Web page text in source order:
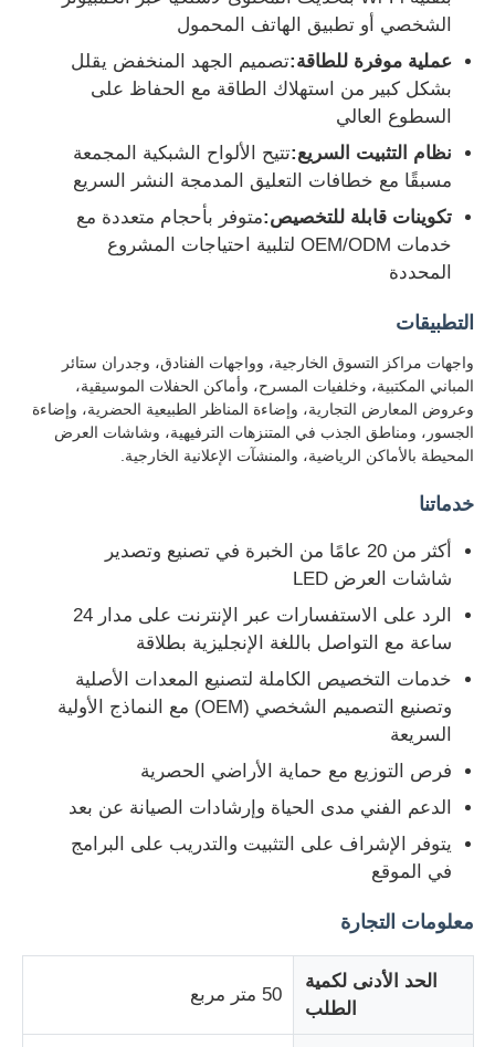
الشخصي أو تطبيق الهاتف المحمول
عملية موفرة للطاقة:تصميم الجهد المنخفض يقلل
بشكل كبير من استهلاك الطاقة مع الحفاظ على
السطوع العالي
نظام التثبيت السريع:تتيح الألواح الشبكية المجمعة
مسبقًا مع خطافات التعليق المدمجة النشر السريع
تكوينات قابلة للتخصيص:متوفر بأحجام متعددة مع
خدمات OEM/ODM لتلبية احتياجات المشروع
المحددة
التطبيقات
واجهات مراكز التسوق الخارجية، وواجهات الفنادق، وجدران ستائر
المباني المكتبية، وخلفيات المسرح، وأماكن الحفلات الموسيقية،
وعروض المعارض التجارية، وإضاءة المناظر الطبيعية الحضرية، وإضاءة
الجسور، ومناطق الجذب في المتنزهات الترفيهية، وشاشات العرض
المحيطة بالأماكن الرياضية، والمنشآت الإعلانية الخارجية.
خدماتنا
أكثر من 20 عامًا من الخبرة في تصنيع وتصدير
شاشات العرض LED
الرد على الاستفسارات عبر الإنترنت على مدار 24
ساعة مع التواصل باللغة الإنجليزية بطلاقة
خدمات التخصيص الكاملة لتصنيع المعدات الأصلية
وتصنيع التصميم الشخصي (OEM) مع النماذج الأولية
السريعة
فرص التوزيع مع حماية الأراضي الحصرية
الدعم الفني مدى الحياة وإرشادات الصيانة عن بعد
يتوفر الإشراف على التثبيت والتدريب على البرامج
في الموقع
معلومات التجارة
الحد الأدنى لكمية
الطلب
50 متر مربع